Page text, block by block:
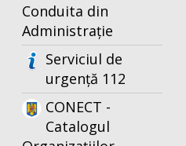
Conduita din
Administrație
Serviciul de
urgență 112
CONECT -
Catalogul